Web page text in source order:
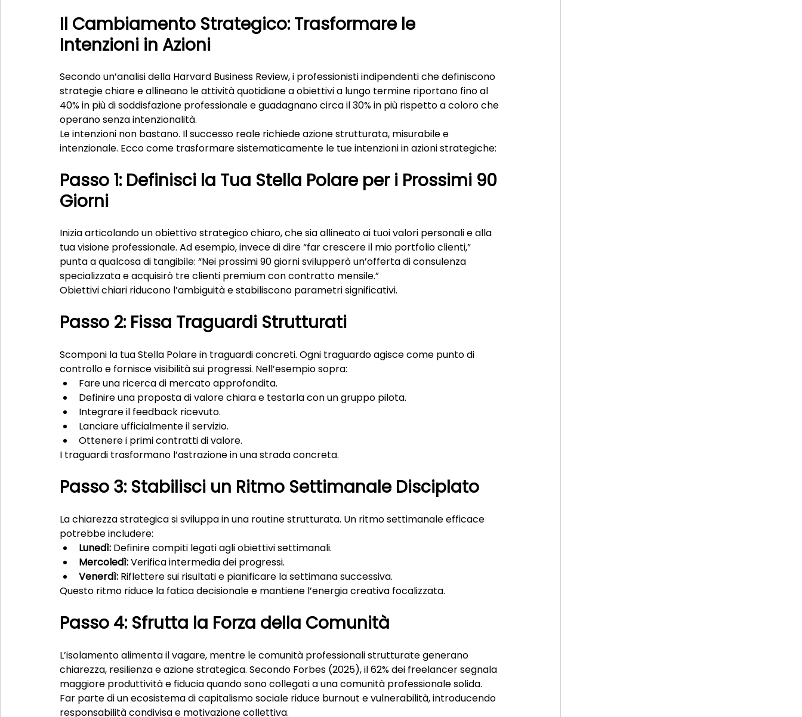
Il Cambiamento Strategico: Trasformare le
Intenzioni in Azioni
Secondo un’analisi della Harvard Business Review, i professionisti indipendenti che definiscono
strategie chiare e allineano le attività quotidiane a obiettivi a lungo termine riportano fino al
40% in più di soddisfazione professionale e guadagnano circa il 30% in più rispetto a coloro che
operano senza intenzionalità.
Le intenzioni non bastano. Il successo reale richiede azione strutturata, misurabile e
intenzionale. Ecco come trasformare sistematicamente le tue intenzioni in azioni strategiche:
Passo 1: Definisci la Tua Stella Polare per i Prossimi 90
Giorni
Inizia articolando un obiettivo strategico chiaro, che sia allineato ai tuoi valori personali e alla
tua visione professionale. Ad esempio, invece di dire “far crescere il mio portfolio clienti,”
punta a qualcosa di tangibile: “Nei prossimi 90 giorni svilupperò un’offerta di consulenza
specializzata e acquisirò tre clienti premium con contratto mensile.”
Obiettivi chiari riducono l’ambiguità e stabiliscono parametri significativi.
Passo 2: Fissa Traguardi Strutturati
Scomponi la tua Stella Polare in traguardi concreti. Ogni traguardo agisce come punto di
controllo e fornisce visibilità sui progressi. Nell’esempio sopra:
Fare una ricerca di mercato approfondita.
Definire una proposta di valore chiara e testarla con un gruppo pilota.
Integrare il feedback ricevuto.
Lanciare ufficialmente il servizio.
Ottenere i primi contratti di valore.
I traguardi trasformano l’astrazione in una strada concreta.
Passo 3: Stabilisci un Ritmo Settimanale Disciplato
La chiarezza strategica si sviluppa in una routine strutturata. Un ritmo settimanale efficace
potrebbe includere:
Lunedì: Definire compiti legati agli obiettivi settimanali.
Mercoledì: Verifica intermedia dei progressi.
Venerdì: Riflettere sui risultati e pianificare la settimana successiva.
Questo ritmo riduce la fatica decisionale e mantiene l’energia creativa focalizzata.
Passo 4: Sfrutta la Forza della Comunità
L’isolamento alimenta il vagare, mentre le comunità professionali strutturate generano
chiarezza, resilienza e azione strategica. Secondo Forbes (2025), il 62% dei freelancer segnala
maggiore produttività e fiducia quando sono collegati a una comunità professionale solida.
Far parte di un ecosistema di capitalismo sociale riduce burnout e vulnerabilità, introducendo
responsabilità condivisa e motivazione collettiva.